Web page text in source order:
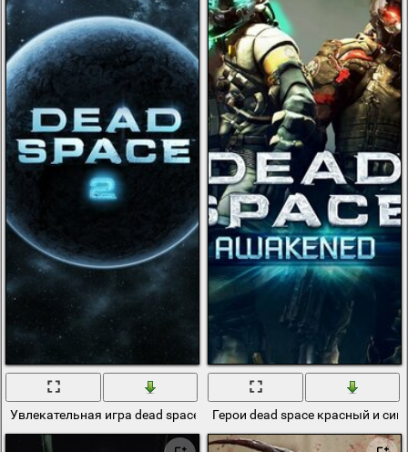
Увлекательная игра dead space 2. Загадочный космос
Герои dead space красный и